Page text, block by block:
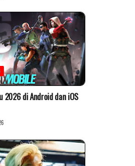
2026 di Android dan iOS